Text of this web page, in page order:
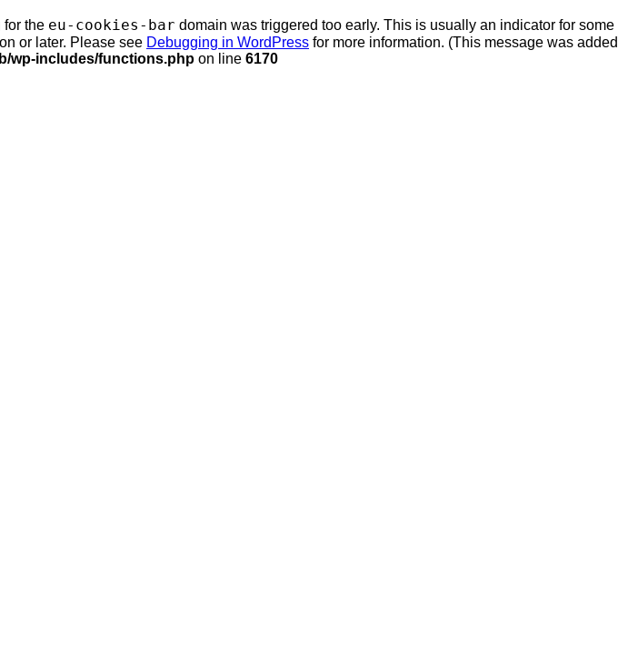
for the eu-cookies-bar domain was triggered too early. This is usually an indicator for some
or later. Please see Debugging in WordPress for more information. (This message was added
wp-includes/functions.php on line 6170